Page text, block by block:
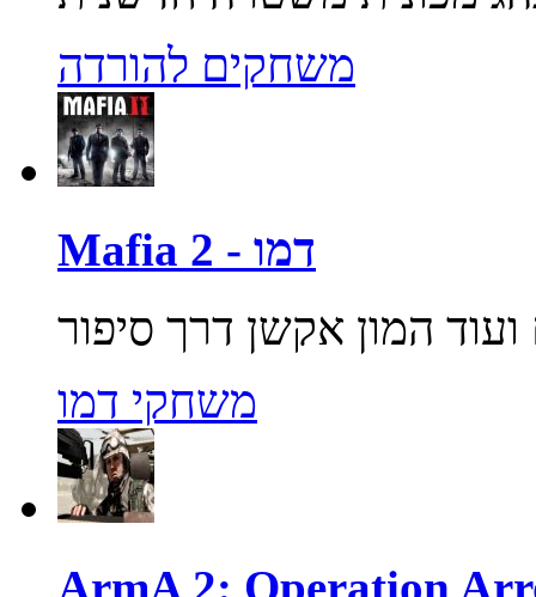
משחקים להורדה
Mafia 2 - דמו
משחקי דמו